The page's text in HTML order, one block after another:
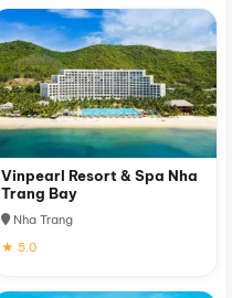
Vinpearl Resort & Spa Nha
Trang Bay
Nha Trang
★ 5.0